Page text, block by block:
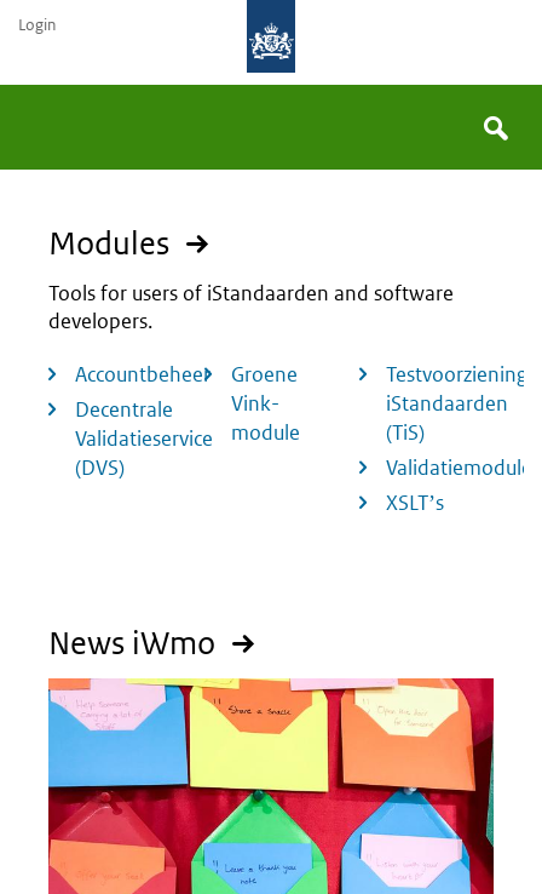
here:
the
Search
Login
Modules
Tools for users of iStandaarden and software
developers.
Accountbeheer
Decentrale
Validatieservice
(DVS)
Groene
Vink-
module
Testvoorziening
iStandaarden
(TiS)
Validatiemodule
XSLTʼs
News iWmo